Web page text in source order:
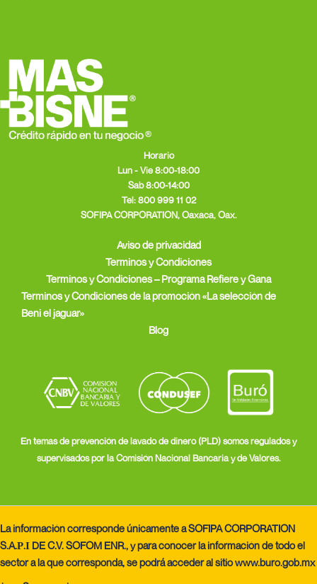
Horario
Lun - Vie 8:00-18:00
Sab 8:00-14:00
Tel:800 999 11 02
SOFIPA CORPORATION, Oaxaca, Oax.
Aviso de privacidad
Terminos y Condiciones
Terminos y Condiciones – Programa Refiere y Gana
Terminos y Condiciones de la promoción «La selección de
Beni el jaguar»
Blog
En temas de prevención de lavado de dinero (PLD) somos regulados y
supervisados por la Comisión Nacional Bancaria y de Valores.
La información corresponde únicamente a SOFIPA CORPORATION
S.A.Ρ.Ι DE C.V. SOFOM ENR., y para conocer la información de todo el
sector a la que corresponda, se podrá acceder al sitiowww.buro.gob.mx